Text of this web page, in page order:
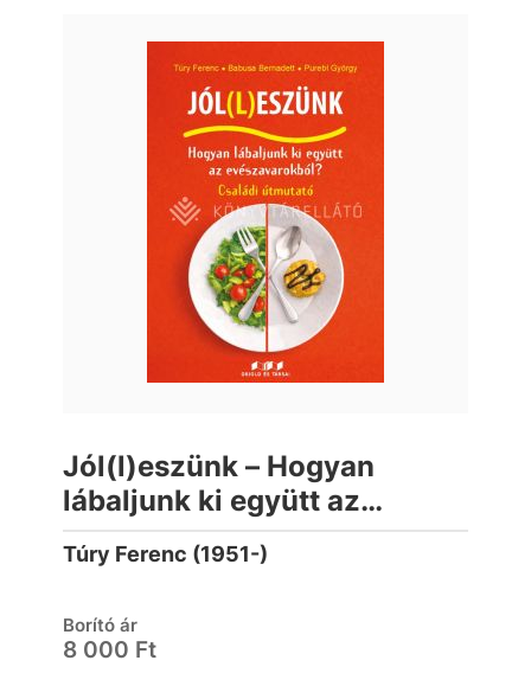
Jól(l)eszünk – Hogyan
lábaljunk ki együtt az
evészavarokból?
Túry Ferenc (1951-)
Borító ár
8 000 Ft